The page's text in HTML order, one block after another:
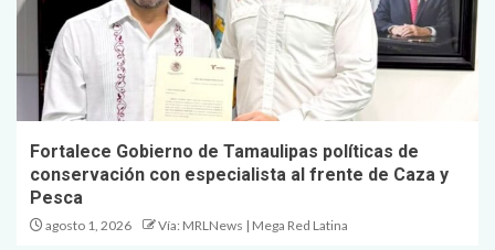
Fortalece Gobierno de Tamaulipas políticas de
conservación con especialista al frente de Caza y
Pesca
agosto 1, 2026 Vía: MRLNews | Mega Red Latina